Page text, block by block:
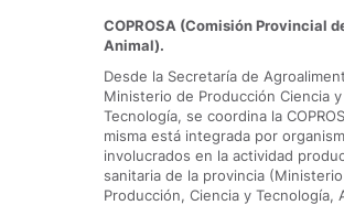
COPROSA (Comisión Provincial
Animal).
Desde la Secretaría de
Ministerio de Producción Ciencia y
Tecnología, se coordina la
misma está integrada por
involucrados en la actividad
sanitaria de la provincia
Producción, Ciencia y Tecnología,